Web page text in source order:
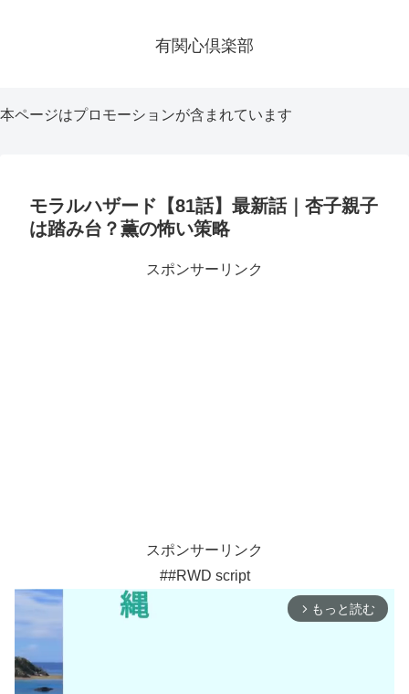
有関心倶楽部
本ページはプロモーションが含まれています
モラルハザード【81話】最新話｜杏子親子
は踏み台？薫の怖い策略
スポンサーリンク
スポンサーリンク
##RWD script
arrow_forward_ios もっと読む